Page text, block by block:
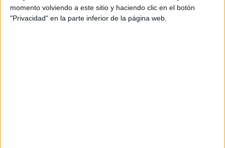
momento volviendo a este sitio y haciendo clic en el botón
"Privacidad" en la parte inferior de la página web.
metodologías en materia de aprendizaje semipresencial.
Las jornadas están organizadas por el Vicerrectorado de